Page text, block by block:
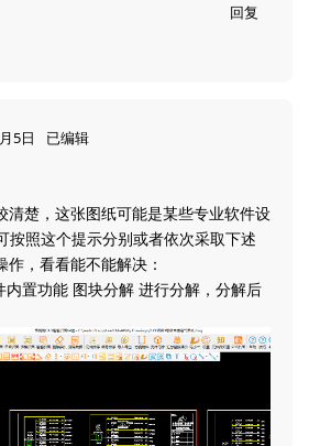
回复
5日 已编辑
清楚，这张图纸可能是某些专业软件设
按照这个提示分别或者依次采取下述
，看看能不能解决：
内置功能 图块分解 进行分解，分解后